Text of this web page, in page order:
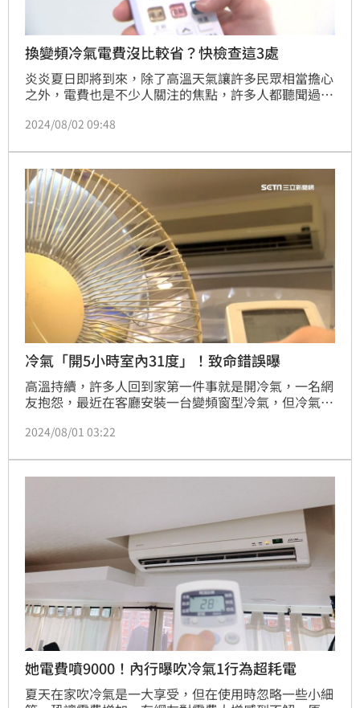
換變頻冷氣電費沒比較省？快檢查這3處
炎炎夏日即將到來，除了高溫天氣讓許多民眾相當擔心
之外，電費也是不少人關注的焦點，許多人都聽聞過換
還是差不多，對此，台電就透過臉書粉絲團呼籲務必先
2024/08/02 09:48
冷氣「開5小時室內31度」！致命錯誤曝
高溫持續，許多人回到家第一件事就是開冷氣，一名網
友抱怨，最近在客廳安裝一台變頻窗型冷氣，但冷氣調
王。對此，有內行人點出關鍵原因在於「冷熱風的循環
2024/08/01 03:22
她電費噴9000！內行曝吹冷氣1行為超耗電
夏天在家吹冷氣是一大享受，但在使用時忽略一些小細